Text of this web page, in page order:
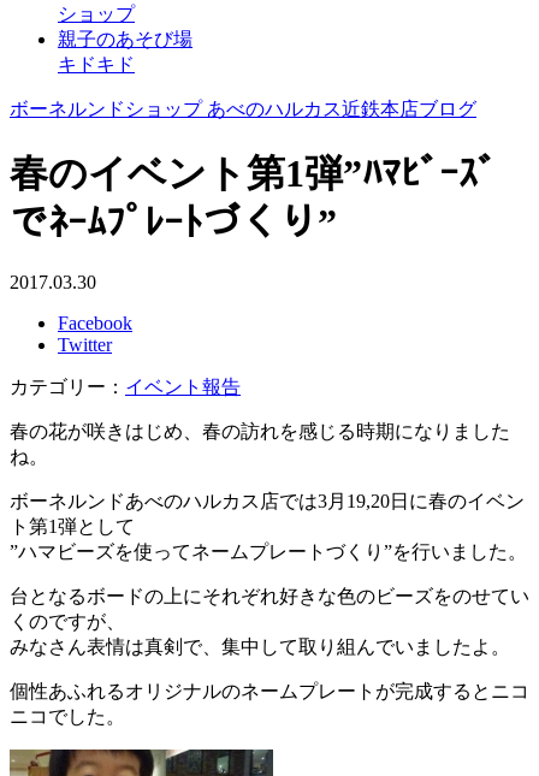
ショップ
親子のあそび場
キドキド
ボーネルンドショップ あべのハルカス近鉄本店ブログ
春のイベント第1弾”ﾊﾏﾋﾞｰｽﾞ
でﾈｰﾑﾌﾟﾚｰﾄづくり”
2017.03.30
Facebook
Twitter
カテゴリー： イベント報告
春の花が咲きはじめ、春の訪れを感じる時期になりました
ね。
ボーネルンドあべのハルカス店では3月19,20日に春のイベン
ト第1弾として
”ハマビーズを使ってネームプレートづくり”を行いました。
台となるボードの上にそれぞれ好きな色のビーズをのせてい
くのですが、
みなさん表情は真剣で、集中して取り組んでいましたよ。
個性あふれるオリジナルのネームプレートが完成するとニコ
ニコでした。